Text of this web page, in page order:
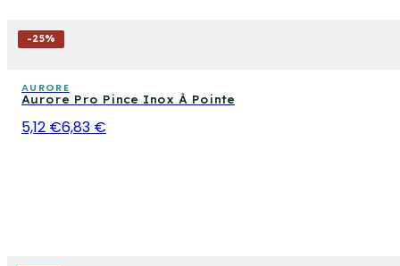
-25%
AURORE
Aurore Pro Pince Inox À Pointe
5,12 €6,83 €